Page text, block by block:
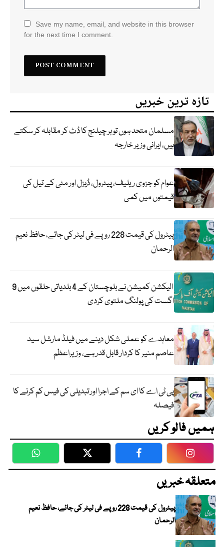
Save my name, email, and website in this browser
for the next time I comment.
تازہ ترین خبریں
مسلمان متحد ہوں تو ہر چیلنج کا ڈٹ کر مقابلہ کر سکتے
ہیں، ایرانی وزیر خارجہ
عوام کو جزوی ریلیف، پیٹرول، ڈیزل اور مٹی کے تیل کی
قیمتوں میں کمی
پیٹرول کی قیمت 228 روپے فی لیٹر کی جائے، حافظ نعیم
الرحمان
الیکشن کمیشن نے بلوچستان کے 4 بلدیاتی حلقوں میں 9
اگست کی پولنگ ملتوی کردی
معاہدے کو عملی شکل دینے میں فیلڈ مارشل سید
عاصم منیر کا کردار قابل قدر ہے، وزیراعظم
پی ٹی اے کا ای سم کے اجرا اور تبدیلی کی فیس کم کرنے کا
فیصلہ
ہمیں فالو کریں
WhatsApp Twitter Facebook
متعلقہ خبریں
پیٹرول کی قیمت 228 روپے فی لیٹر کی جائے، حافظ نعیم
الرحمان